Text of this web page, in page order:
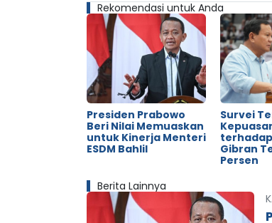
Rekomendasi untuk Anda
Presiden Prabowo
Beri Nilai Memuaskan
untuk Kinerja Menteri
ESDM Bahlil
Survei
Gibran
Persen
Berita Lainnya